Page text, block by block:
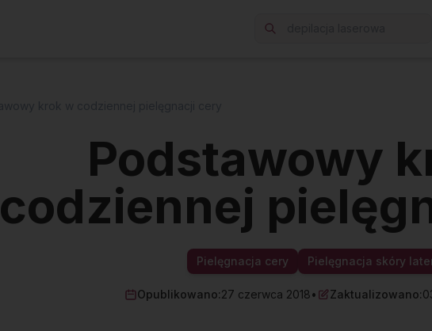
Podstawowy
codziennej
Pielęgnacja cery Pielęgnacja skóry
Opublikowano:27 czerwca 2018• Zaktualizowano: